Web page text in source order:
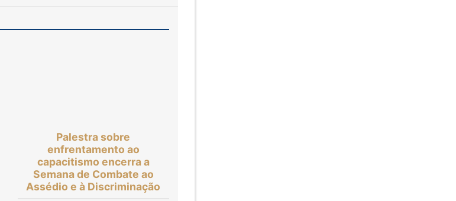
Palestra sobre
enfrentamento ao
capacitismo encerra a
Semana de Combate ao
Assédio e à Discriminação